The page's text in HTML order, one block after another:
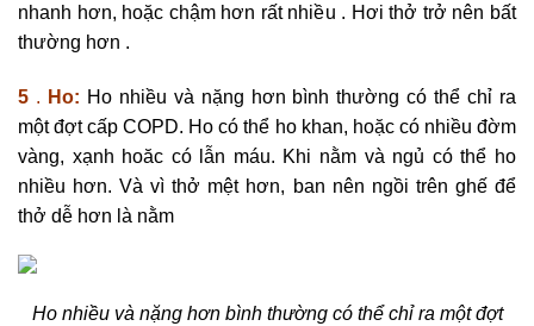
nhanh hơn, hoặc chậm hơn rất nhiều . Hơi thở trở nên bất
thường hơn .
5 . Ho: Ho nhiều và nặng hơn bình thường có thể chỉ ra
một đợt cấp COPD. Ho có thể ho khan, hoặc có nhiều đờm
vàng, xạnh hoăc có lẫn máu. Khi nằm và ngủ có thể ho
nhiều hơn. Và vì thở mệt hơn, ban nên ngồi trên ghế để
thở dễ hơn là nằm
Ho nhiều và nặng hơn bình thường có thể chỉ ra một đợt